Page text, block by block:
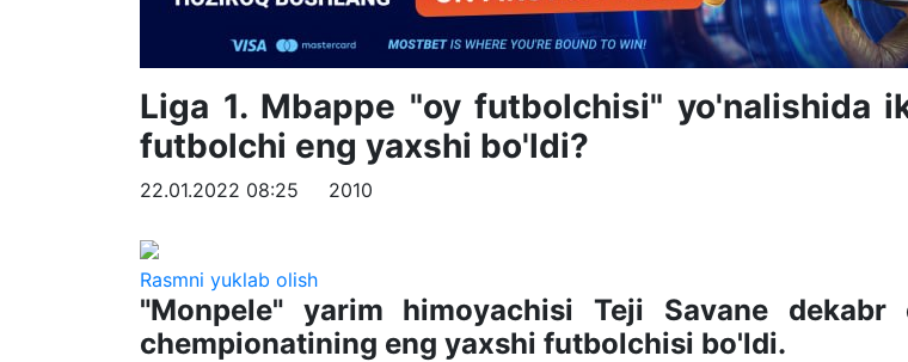
Liga 1. Mbappe "oy futbolchisi" yo'nalishida
futbolchi eng yaxshi bo'ldi?
22.01.2022 08:25 2010
Rasmni yuklab olish
"Monpele" yarim himoyachisi Teji Savane dekabr
chempionatining eng yaxshi futbolchisi bo'ldi.